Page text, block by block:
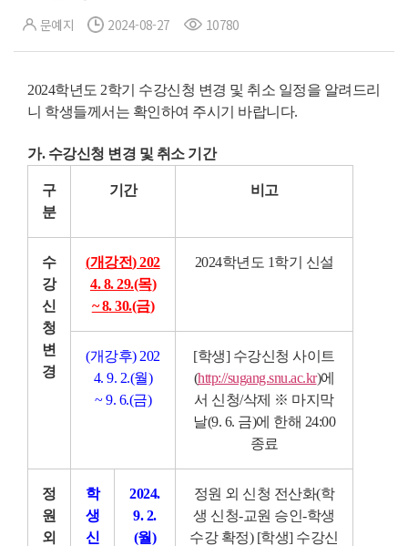
문예지 2024-08-27 10780
2024학년도 2학기 수강신청 변경 및 취소 일정을 알려드리
니 학생들께서는 확인하여 주시기 바랍니다.
가. 수강신청 변경 및 취소 기간
구
분
기간 비고
수
강
신
청
변
경
(개강전) 202
4. 8. 29.(목)
~ 8. 30.(금)
2024학년도 1학기 신설
(개강후) 202
4. 9. 2.(월)
~ 9. 6.(금)
[학생] 수강신청 사이트
(http://sugang.snu.ac.kr)에
서 신청/삭제 ※ 마지막
날(9. 6. 금)에 한해 24:00
종료
정
원
외
학
생
신
2024.
9. 2.
(월)
정원 외 신청 전산화(학
생 신청-교원 승인-학생
수강 확정) [학생] 수강신